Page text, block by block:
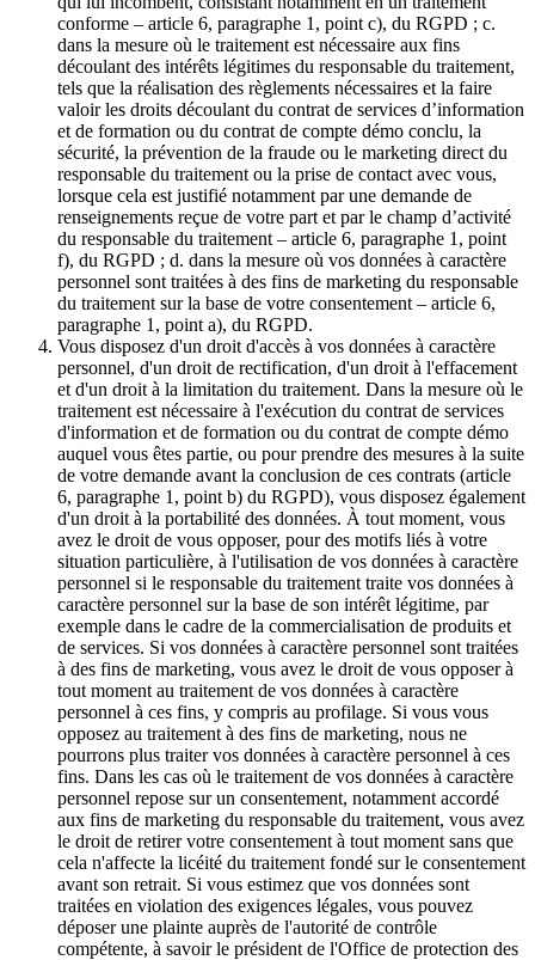
conforme – article 6, paragraphe 1, point c), du RGPD ; c.
dans la mesure où le traitement est nécessaire aux fins
découlant des intérêts légitimes du responsable du traitement,
tels que la réalisation des règlements nécessaires et la faire
valoir les droits découlant du contrat de services d’information
et de formation ou du contrat de compte démo conclu, la
sécurité, la prévention de la fraude ou le marketing direct du
responsable du traitement ou la prise de contact avec vous,
lorsque cela est justifié notamment par une demande de
renseignements reçue de votre part et par le champ d’activité
du responsable du traitement – article 6, paragraphe 1, point
f), du RGPD ; d. dans la mesure où vos données à caractère
personnel sont traitées à des fins de marketing du responsable
du traitement sur la base de votre consentement – article 6,
paragraphe 1, point a), du RGPD.
Vous disposez d'un droit d'accès à vos données à caractère
personnel, d'un droit de rectification, d'un droit à l'effacement
et d'un droit à la limitation du traitement. Dans la mesure où le
traitement est nécessaire à l'exécution du contrat de services
d'information et de formation ou du contrat de compte démo
auquel vous êtes partie, ou pour prendre des mesures à la suite
de votre demande avant la conclusion de ces contrats (article
6, paragraphe 1, point b) du RGPD), vous disposez également
d'un droit à la portabilité des données. À tout moment, vous
avez le droit de vous opposer, pour des motifs liés à votre
situation particulière, à l'utilisation de vos données à caractère
personnel si le responsable du traitement traite vos données à
caractère personnel sur la base de son intérêt légitime, par
exemple dans le cadre de la commercialisation de produits et
de services. Si vos données à caractère personnel sont traitées
à des fins de marketing, vous avez le droit de vous opposer à
tout moment au traitement de vos données à caractère
personnel à ces fins, y compris au profilage. Si vous vous
opposez au traitement à des fins de marketing, nous ne
pourrons plus traiter vos données à caractère personnel à ces
fins. Dans les cas où le traitement de vos données à caractère
personnel repose sur un consentement, notamment accordé
aux fins de marketing du responsable du traitement, vous avez
le droit de retirer votre consentement à tout moment sans que
cela n'affecte la licéité du traitement fondé sur le consentement
avant son retrait. Si vous estimez que vos données sont
traitées en violation des exigences légales, vous pouvez
déposer une plainte auprès de l'autorité de contrôle
compétente, à savoir le président de l'Office de protection des